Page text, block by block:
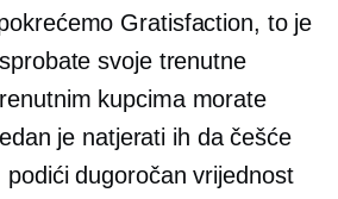
Gratisfaction, to je
svoje trenutne
kupcima morate
je natjerati ih da češće
podićidugoročan vrijednost